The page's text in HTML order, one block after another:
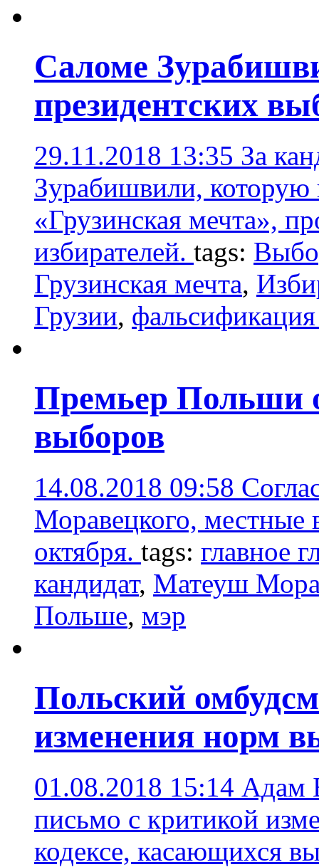
Саломе
президентских
29.11.2018 13:35 За
Зурабишвили, которую
«Грузинская мечта»,
избирателей. tags:
Грузинская мечта,
Грузии,
Премьер Польши
выборов
14.08.2018 09:58
Моравецкого,
октября. tags: главное
кандидат, Матеуш
Польше, мэр
Польский
изменения норм
01.08.2018 15:14 Адам
письмо с критикой
кодексе, касающихся